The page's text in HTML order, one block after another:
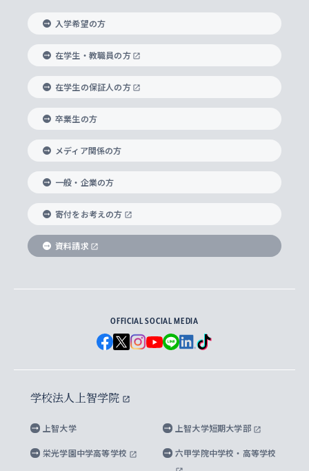
経済学部
外国語学部
総合グローバル学部
国際教養学部
理工学部
Futures） – 持続可能な未来を考える６学科連携
キリスト教人間学
身体知
思考と表現
データサイエンス
言語教育研究センター
上智大学のグローバル教育
グローバル教育センター
上智大学で学ぶ
海外で学ぶ
学びのサポート
大学院
神学研究科
実践宗教学研究科
総合人間科学研究科
経済学研究科
グローバル・スタディーズ研究科
助産学専攻科
生涯学習
国際言語情報研究所
グローバル・コンサーン研究所
比較文化研究所
ヨーロッパ研究所
アジア文化研究所
アメリカ・カナダ研究所
メディア・ジャーナリズム研究所
水稀少社会研究センター
先進機械・構造材料イノベーションセンター
知的財産
研究支援制度
重点領域研究・自由課題研究
研究活動に関する法令・研究費の使用について
課外教育プログラム
ボランティア活動
グローバルな学びのコミュニティ
学生の相談窓口
心身の健康相談
ハラスメント防止の取り組み
障がいのある学生への支援
キャリア形成サポート
キャリア形成支援プログラム
就職（内定先）・進路統計
企業の採用ご担当者様へのご案内
住まいのサポート
入れの方針）
科目等履修生
研究生・外国人特別研究生・国費留学生
交換留学生(海外大学から上智大学で学ぶ)
ノンディグリー生
Sophia Short-term Program受講生
学費・奨学金
学部入学前に出願する奨学金
国による高等教育の修学支援新制度
大学院生対象の奨学金
海外留学する際の費用と奨学金
理事長・学長メッセージ
学長・副学長紹介
上智大学の精神
上智大学の理念
上智大学の沿革
ソフィア・アーカイブズ
上智大学とカトリック
グローバルエンゲージメント
上智大学を訪れた世界の知性
国連Weeks・アフリカWeeks
ダイバーシティ＆サステナビリティへの取り組み
上智大学公式ソーシャルメディア
学校法人上智学院について
数字で見る上智大学
上智大学のネットワーク
父母・保証人とのネットワーク
学外とのネットワーク
上智大学の出版物
上智大学大学案内・大学院案内
英文広報誌 SOPHIA magazine
上智大学のビジュアル・アイデンティティ
上智大学ビジュアル・アイデンティティ
上智大学校歌 ・上智大学学生歌
上智大学への取材・キャンパスでの撮影について
上智大学の公開情報
上智大学の教育研究活動等の情報公表
キャンパス案内
入学希望の方
在学生・教職員の方
在学生の保証人の方
卒業生の方
メディア関係の方
一般・企業の方
寄付をお考えの方
資料請求
OFFICIAL SOCIAL MEDIA
学校法人上智学院
上智大学 上智大学短期大学部
栄光学園中学高等学校 六甲学院中学校・高等学校